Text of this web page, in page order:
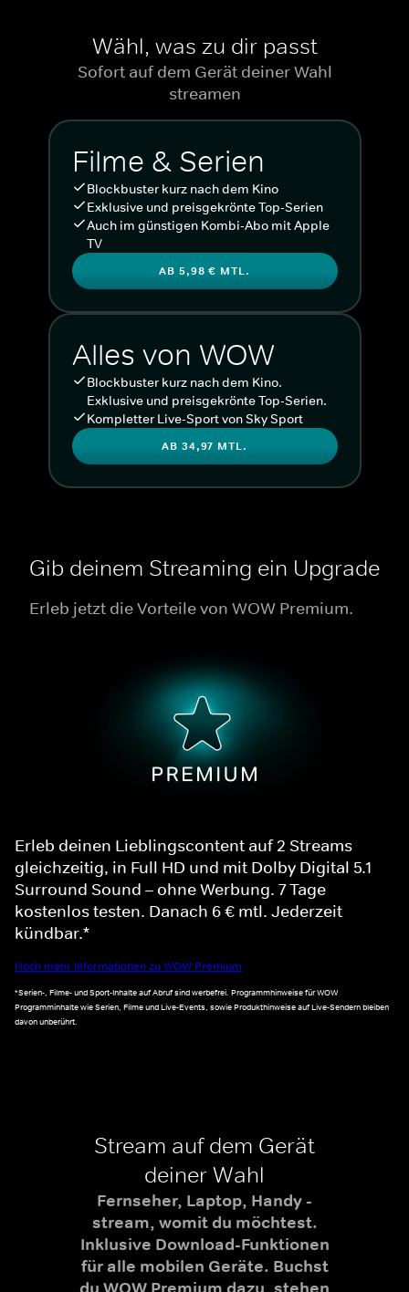
Wähl, was zu dir passt
Sofort auf dem Gerät deiner Wahl
streamen
Filme & Serien
Blockbuster kurz nach dem Kino
Exklusive und preisgekrönte Top-Serien
Auch im günstigen Kombi-Abo mit Apple
TV
AB 5,98 € MTL.
Alles von WOW
Blockbuster kurz nach dem Kino.
Exklusive und preisgekrönte Top-Serien.
Kompletter Live-Sport von Sky Sport
AB 34,97 MTL.
Gib deinem Streaming ein Upgrade
Erleb jetzt die Vorteile von WOW Premium.
Erleb deinen Lieblingscontent auf 2 Streams
gleichzeitig, in Full HD und mit Dolby Digital 5.1
Surround Sound – ohne Werbung. 7 Tage
kostenlos testen. Danach 6 € mtl. Jederzeit
kündbar.*
Noch mehr Informationen zu WOW Premium
*Serien-, Filme- und Sport-Inhalte auf Abruf sind werbefrei. Programmhinweise für WOW
Programminhalte wie Serien, Filme und Live-Events, sowie Produkthinweise auf Live-Sendern bleiben
davon unberührt.
Stream auf dem Gerät
deiner Wahl
Fernseher, Laptop, Handy -
stream, womit du möchtest.
Inklusive Download-Funktionen
für alle mobilen Geräte. Buchst